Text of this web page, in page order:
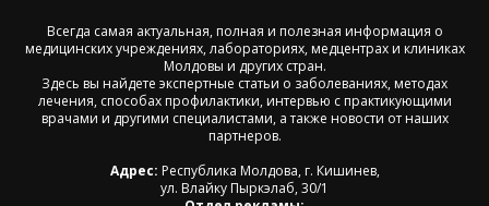
Всегда самая актуальная, полная и полезная информация о
медицинских учреждениях, лабораториях, медцентрах и клиниках
Молдовы и других стран.
Здесь вы найдете экспертные статьи о заболеваниях, методах
лечения, способах профилактики, интервью с практикующими
врачами и другими специалистами, а также новости от наших
партнеров.
Адрес: Республика Молдова, г. Кишинев,
ул. Влайку Пыркэлаб, 30/1